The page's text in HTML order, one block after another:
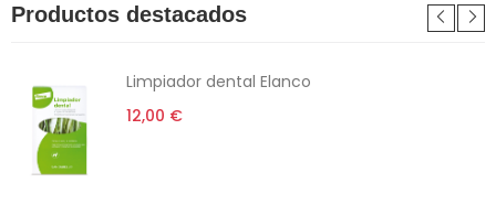
Productos destacados
Limpiador dental Elanco
12,00 €